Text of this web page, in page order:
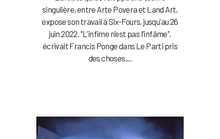
singulière, entre Arte Povera et Land Art,
expose son travail à Six-Fours, jusqu'au 26
juin 2022. "L'infime n'est pas l'infâme",
écrivait Francis Ponge dans Le Parti pris
des choses,...